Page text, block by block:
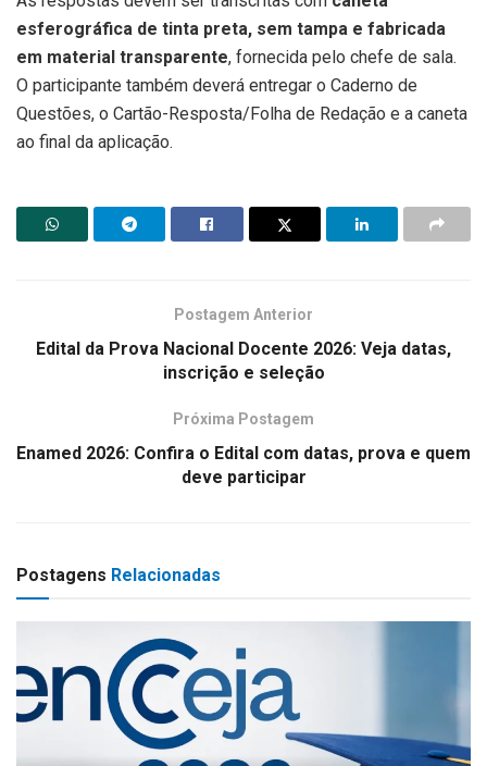
esferográfica de tinta preta, sem tampa e fabricada
em material transparente, fornecida pelo chefe de sala.
O participante também deverá entregar o Caderno de
Questões, o Cartão-Resposta/Folha de Redação e a caneta
ao final da aplicação.
Postagem Anterior
Edital da Prova Nacional Docente 2026: Veja datas,
inscrição e seleção
Próxima Postagem
Enamed 2026: Confira o Edital com datas, prova e quem
deve participar
Postagens Relacionadas